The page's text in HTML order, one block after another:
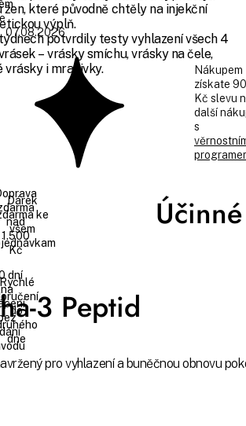
07.08.2026
Nákupem
získate 90
Kč slevu
další
s
Dárek
ke
všem
nad
1.500
Kč
dní
na
Rychlé
do
dne
žen, které původně chtěly na injekční
výplň.
potvrdily testy vyhlazení všech 4
– vrásky smíchu, vrásky na čele,
vrásky i mračivky.
3 Peptid
pro vyhlazení a buněčnou obnovu